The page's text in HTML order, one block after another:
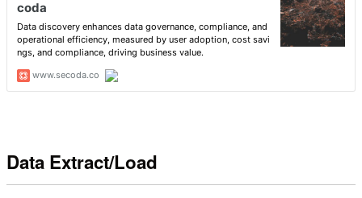
Data Extract/Load